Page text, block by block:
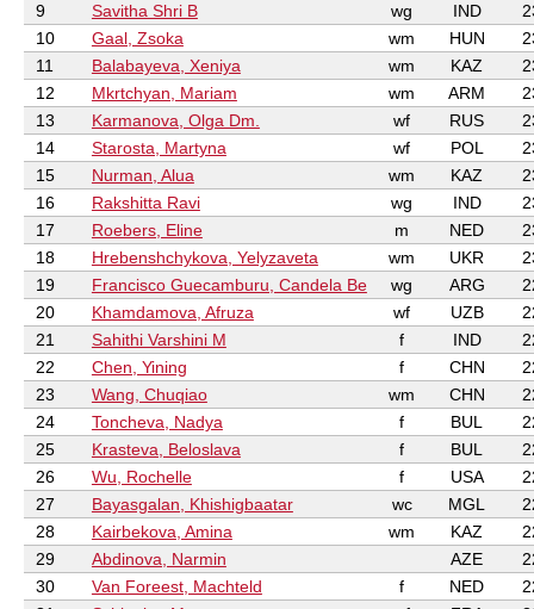
9
Savitha Shri B wg IND
10
Gaal, Zsoka wm HUN
11
Balabayeva, Xeniya wm KAZ
12
Mkrtchyan, Mariam wm ARM
13
Karmanova, Olga Dm. wf RUS
14
Starosta, Martyna wf POL
15
Nurman, Alua wm KAZ
16
Rakshitta Ravi wg IND
17
Roebers, Eline m NED
18
Hrebenshchykova, Yelyzaveta wm UKR
19
Francisco Guecamburu, Candela Be wg ARG
20
Khamdamova, Afruza wf UZB
21
Sahithi Varshini M f IND
22
Chen, Yining f CHN
23
Wang, Chuqiao wm CHN
24
Toncheva, Nadya f BUL
25
Krasteva, Beloslava f BUL
26
Wu, Rochelle f USA
27
Bayasgalan, Khishigbaatar wc MGL
28
Kairbekova, Amina wm KAZ
29
Abdinova, Narmin AZE
30
Van Foreest, Machteld f NED